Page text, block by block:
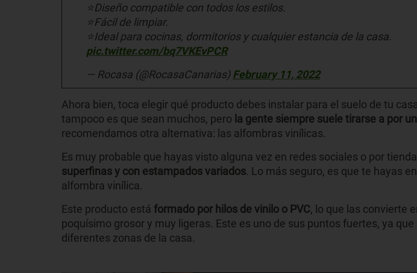
⭐Diseño compatible con todos los estilos.
⭐Fácil de limpiar.
⭐Ideal para cocinas, dormitorios y cualquier estancia de la casa.
pic.twitter.com/bq7VKEvPCR
— Rocasa (@RocasaCanarias)February 11, 2022
Ahora bien, toca elegir qué producto debes instalar para el suelo de tu
tampoco es que sean muchos, pero la gente siempre suele tirarse a por
recomendamos otra alternativa: las alfombras vinílicas.
Es muy probable que hayas visto alguna vez en redes sociales o por
superfinas y con estampados variados. Lo más seguro, es que te hayas
alfombra vinílica.
Este producto está formado por hilos de vinilo o PVC, lo que las convierte
poquísimo grosor y muy ligeras. Este es uno de sus puntos fuertes, ya que
diferentes zonas de la casa.